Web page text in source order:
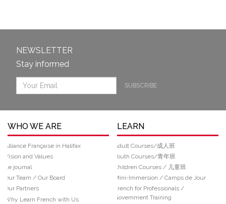
NEWSLETTER
Stay informed
SUBSCRIBE
WHO WE ARE
Alliance Française in Halifax
Vision and Values
Le journal
Our Team / Our Board
Our Partners
Why Learn French with Us
LEARN
Adult Courses/成人班
Youth Courses/青年班
Children Courses / 儿童班
Mini-Immersion / Camps de Jour
French for Professionals /
Government Training